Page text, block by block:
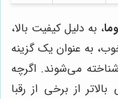
، به دلیل کیفیت بالا،
به عنوان یک گزینه
می‌شوند. اگرچه
از برخی از رقبا